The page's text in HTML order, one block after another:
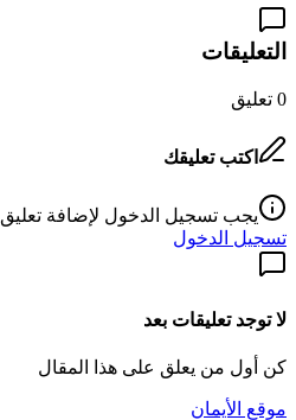
التعليقات
0 تعليق
اكتب تعليقك
يجب تسجيل الدخول لإضافة تعليق
تسجيل الدخول
لا توجد تعليقات بعد
كن أول من يعلق على هذا المقال
موقع الأيمان